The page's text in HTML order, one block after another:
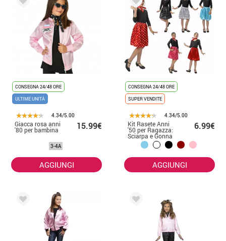
CONSEGNA 24/48 ORE
ULTIME UNITÀ
4.34/5.00
Giacca rosa anni
'80 per bambina 15.99€
3-4A
AGGIUNGI
CONSEGNA 24/48 ORE
SUPER VENDITE
4.34/5.00
Kit Rasete Anni
'50 per Ragazza:
Sciarpa e Gonna
6.99€
AGGIUNGI